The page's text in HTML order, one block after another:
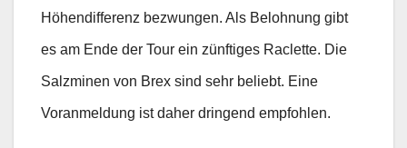
Höhendifferenz bezwungen. Als Belohnung gibt
es am Ende der Tour ein zünftiges Raclette. Die
Salzminen von Brex sind sehr beliebt. Eine
Voranmeldung ist daher dringend empfohlen.